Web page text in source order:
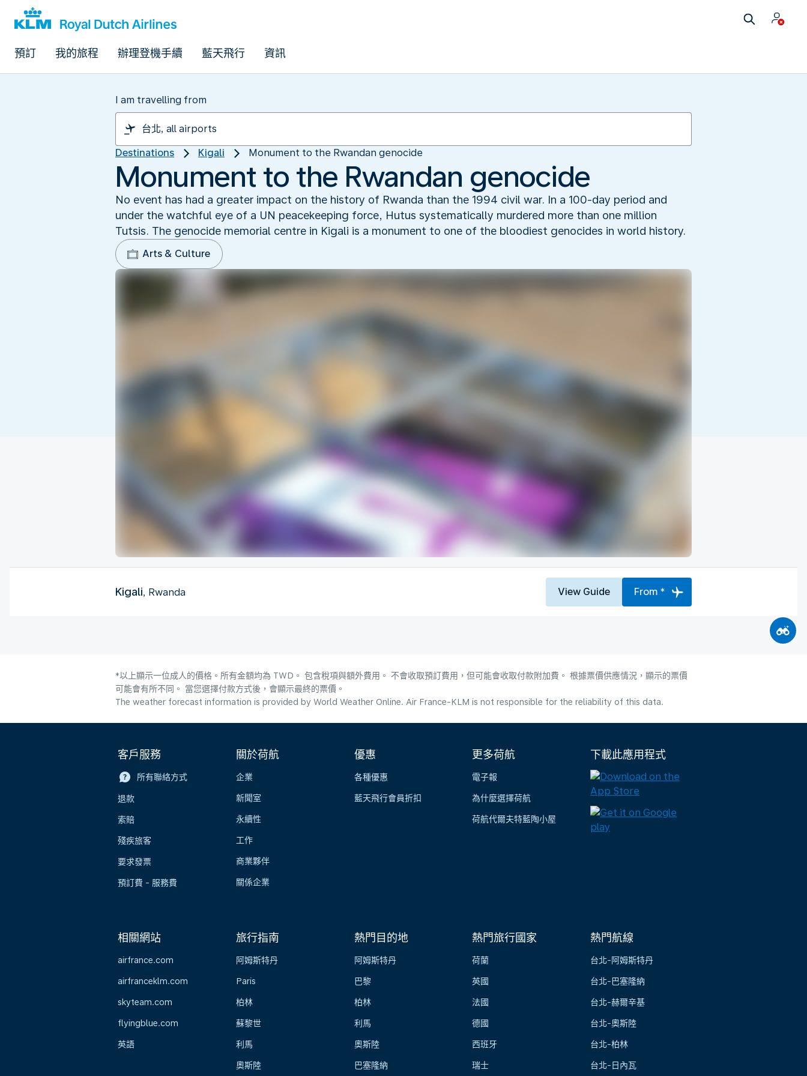
預訂 我的旅程 辦理登機手續 藍天飛行 資訊
I am travelling from
Destinations Kigali Monument to the Rwandan genocide
Monument to the Rwandan genocide
No event has had a greater impact on the history of Rwanda than the 1994 civil war. In a 100-day period and
under the watchful eye of a UN peacekeeping force, Hutus systematically murdered more than one million
Tutsis. The genocide memorial centre in Kigali is a monument to one of the bloodiest genocides in world history.
Arts & Culture
Kigali, Rwanda View Guide From *
*以上顯示一位成人的價格。所有金額均為 TWD。 包含稅項與額外費用。 不會收取預訂費用，但可能會收取付款附加費。 根據票價供應情況，顯示的票價
可能會有所不同。 當您選擇付款方式後，會顯示最終的票價。
The weather forecast information is provided by World Weather Online. Air France-KLM is not responsible for the reliability of this data.
客戶服務
所有聯絡方式
退款
索賠
殘疾旅客
要求發票
預訂費 - 服務費
關於荷航
企業
新聞室
永續性
工作
商業夥伴
關係企業
優惠
各種優惠
藍天飛行會員折扣
更多荷航
電子報
為什麼選擇荷航
荷航代爾夫特藍陶小屋
下載此應用程式
相關網站
airfrance.com
airfranceklm.com
skyteam.com
flyingblue.com
英語
旅行指南
阿姆斯特丹
Paris
柏林
蘇黎世
利馬
奧斯陸
熱門目的地
阿姆斯特丹
巴黎
柏林
利馬
奧斯陸
巴塞隆納
熱門旅行國家
荷蘭
英國
法國
德國
西班牙
瑞士
熱門航線
台北-阿姆斯特丹
台北-巴塞隆納
台北-赫爾辛基
台北-奧斯陸
台北-柏林
台北-日內瓦